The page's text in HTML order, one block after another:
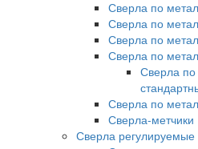
Сверла по
Сверла по
Сверла по
Сверла по
Сверла
Сверла по
Сверла-метчики
Сверла